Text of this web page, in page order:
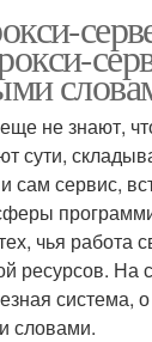
не знают,
сути,
сам сервис,
чья работа
ресурсов. На
система,
словами.